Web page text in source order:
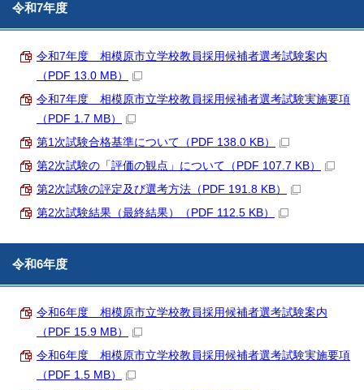
令和7年度
令和7年度 相模原市立学校教員採用候補者選考試験案内
（PDF 13.0 MB）
令和7年度 相模原市立学校教員採用候補者選考試験実施要項
（PDF 1.7 MB）
第1次試験合格基準について（PDF 138.0 KB）
第2次試験の「評価の観点」について（PDF 107.7 KB）
第2次試験の評定及び選考方法（PDF 191.8 KB）
第2次試験結果（最終結果）（PDF 112.5 KB）
令和6年度
令和6年度 相模原市立学校教員採用候補者選考試験案内
（PDF 15.9 MB）
令和6年度 相模原市立学校教員採用候補者選考試験実施要項
（PDF 1.5 MB）